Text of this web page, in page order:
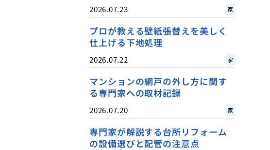
2026.07.23 家
プロが教える壁紙張替えを美しく
仕上げる下地処理
2026.07.22 家
マンションの網戸の外し方に関す
る専門家への取材記録
2026.07.20 家
専門家が解説する台所リフォーム
の設備選びと配管の注意点